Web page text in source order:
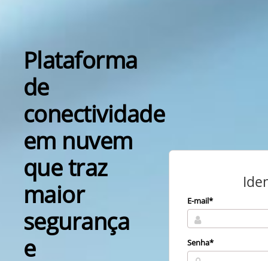
Plataforma
de
conectividade
em nuvem
que traz
maior
segurança
e
E-mail*
Senha*